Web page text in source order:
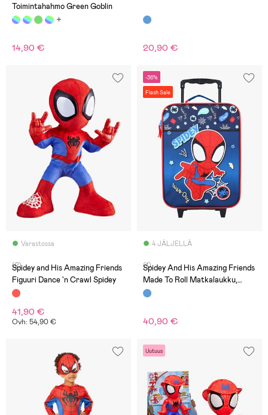
Toimintahahmo Green Goblin
14,90 € 20,90 €
Varastossa
(2)
Spidey and His Amazing Friends
Figuuri Dance 'n Crawl Spidey
41,90 €
Ovh: 54,90 €
-36%
Flash Sale
4 JÄLJELLÄ
(1)
Spidey And His Amazing Friends
Made To Roll Matkalaukku,
Web-Out
40,90 €
Uutuus